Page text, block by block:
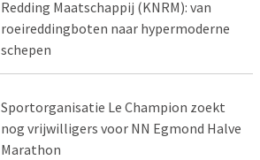
Redding Maatschappij (KNRM): van
roeireddingboten naar hypermoderne
schepen
Sportorganisatie Le Champion zoekt
nog vrijwilligers voor NN Egmond Halve
Marathon